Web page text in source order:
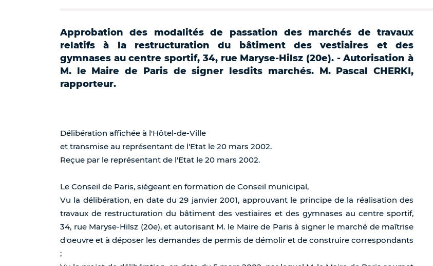
Approbation des modalités de passation des marchés de travaux
relatifs à la restructuration du bâtiment des vestiaires et des
gymnases au centre sportif, 34, rue Maryse-Hilsz (20e). - Autorisation à
M. le Maire de Paris de signer lesdits marchés. M. Pascal CHERKI,
rapporteur.
Délibération affichée à l'Hôtel-de-Ville
et transmise au représentant de l'Etat le 20 mars 2002.
Reçue par le représentant de l'Etat le 20 mars 2002.
Le Conseil de Paris, siégeant en formation de Conseil municipal,
Vu la délibération, en date du 29 janvier 2001, approuvant le principe de la réalisation des
travaux de restructuration du bâtiment des vestiaires et des gymnases au centre sportif,
34, rue Maryse-Hilsz (20e), et autorisant M. le Maire de Paris à signer le marché de maîtrise
d'oeuvre et à déposer les demandes de permis de démolir et de construire correspondants
;